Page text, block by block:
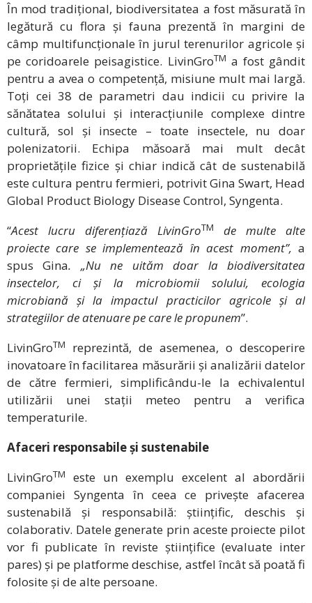
În mod tradițional, biodiversitatea a fost măsurată în
legătură cu flora și fauna prezentă în margini de
câmp multifuncționale în jurul terenurilor agricole și
pe coridoarele peisagistice. LivinGroTM a fost gândit
pentru a avea o competență, misiune mult mai largă.
Toți cei 38 de parametri dau indicii cu privire la
sănătatea solului și interacțiunile complexe dintre
cultură, sol și insecte – toate insectele, nu doar
polenizatorii. Echipa măsoară mai mult decât
proprietățile fizice și chiar indică cât de sustenabilă
este cultura pentru fermieri, potrivit Gina Swart, Head
Global Product Biology Disease Control, Syngenta.
“Acest lucru diferențiază LivinGroTM
de multe alte
proiecte care se implementează în acest moment”, a
spus Gina. „Nu ne uităm doar la biodiversitatea
insectelor, ci și la microbiomii solului, ecologia
microbiană și la impactul practicilor agricole și al
strategiilor de atenuare pe care le propunem”.
LivinGroTM
reprezintă, de asemenea, o descoperire
inovatoare în facilitarea măsurării și analizării datelor
de către fermieri, simplificându-le la echivalentul
utilizării unei stații meteo pentru a verifica
temperaturile.
Afaceri responsabile și sustenabile
LivinGroTM
este un exemplu excelent al abordării
companiei Syngenta în ceea ce privește afacerea
sustenabilă și responsabilă: științific, deschis și
colaborativ. Datele generate prin aceste proiecte pilot
vor fi publicate în reviste științifice (evaluate inter
pares) și pe platforme deschise, astfel încât să poată fi
folosite și de alte persoane.